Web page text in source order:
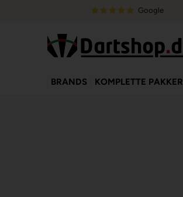
Google
BRANDS KOMPLETTE PAKKER